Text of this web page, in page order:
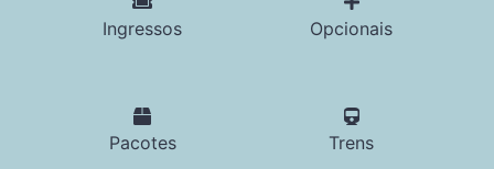
Ingressos Opcionais
Pacotes Trens